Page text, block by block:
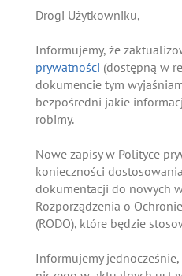
Drogi Użytkowniku,
Informujemy, że
prywatności (dostępną w
dokumencie tym
bezpośredni jakie
robimy.
Nowe zapisy w Polityce
konieczności
dokumentacji do nowych
Rozporządzenia o
(RODO), które będzie
Informujemy